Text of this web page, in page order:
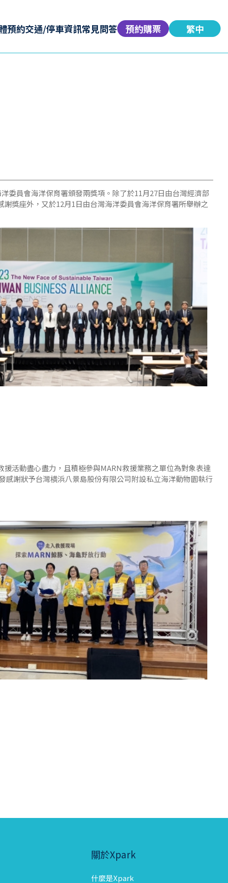
預約交通/停車資訊常見問答 預約購票 繁中
員會海洋保育署頒發兩獎項。除了於11月27日由台灣經濟部
獎座外，又於12月1日由台灣海洋委員會海洋保育署所舉辦之
活動盡心盡力，且積極參與MARN救援業務之單位為對象表達
謝狀予台灣横浜八景島股份有限公司附設私立海洋動物園執行
關於Xpark
什麼是Xpark